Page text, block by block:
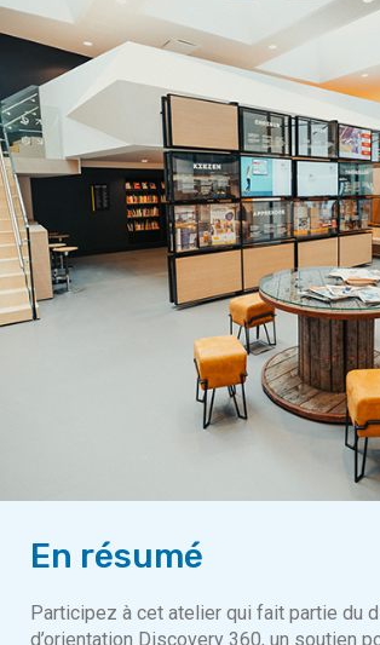
En résumé
Participez à cet atelier qui fait partie du
d’orientation Discovery 360, un soutien